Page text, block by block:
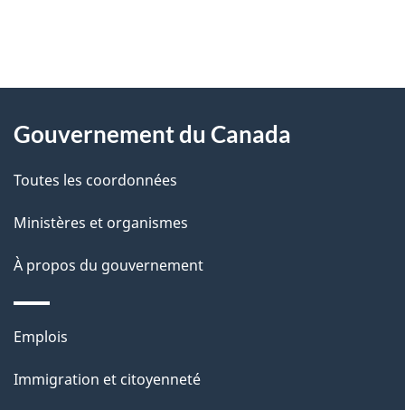
D
t
a
l
s
l
a
propos
ce
site
Gouvernement du Canada
Toutes les coordonnées
Ministères et organismes
À propos du gouvernement
Thèmes
sujets
Emplois
Immigration et citoyenneté